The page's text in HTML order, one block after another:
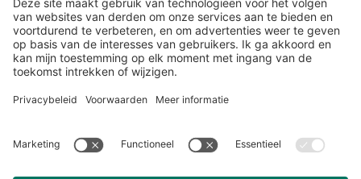
Over ons
Klantenservice